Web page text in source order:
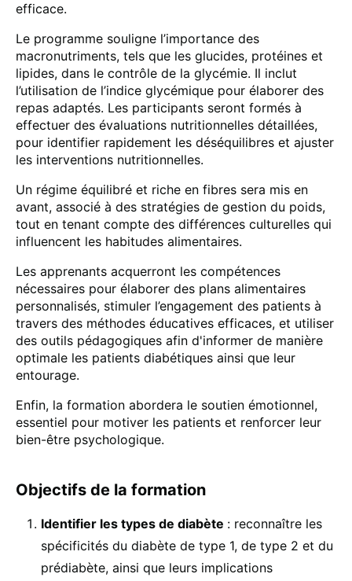
efficace.
Le programme souligne l’importance des
macronutriments, tels que les glucides, protéines et
lipides, dans le contrôle de la glycémie. Il inclut
l’utilisation de l’indice glycémique pour élaborer des
repas adaptés. Les participants seront formés à
effectuer des évaluations nutritionnelles détaillées,
pour identifier rapidement les déséquilibres et ajuster
les interventions nutritionnelles.
Un régime équilibré et riche en fibres sera mis en
avant, associé à des stratégies de gestion du poids,
tout en tenant compte des différences culturelles qui
influencent les habitudes alimentaires.
Les apprenants acquerront les compétences
nécessaires pour élaborer des plans alimentaires
personnalisés, stimuler l’engagement des patients à
travers des méthodes éducatives efficaces, et utiliser
des outils pédagogiques afin d'informer de manière
optimale les patients diabétiques ainsi que leur
entourage.
Enfin, la formation abordera le soutien émotionnel,
essentiel pour motiver les patients et renforcer leur
bien-être psychologique.
Objectifs de la formation
Identifier les types de diabète : reconnaître les
spécificités du diabète de type 1, de type 2 et du
prédiabète, ainsi que leurs implications